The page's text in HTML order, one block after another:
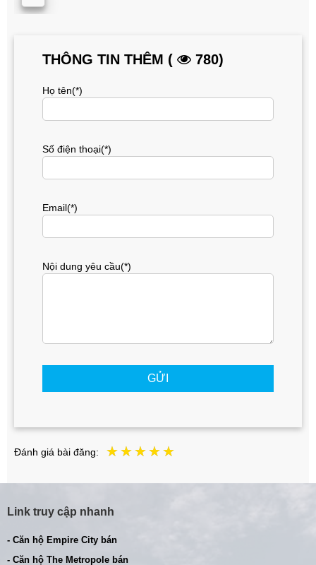
THÔNG TIN THÊM ( 780)
Họ tên(*)
Số điện thoại(*)
Email(*)
Nội dung yêu cầu(*)
GỬI
Đánh giá bài đăng:
Link truy cập nhanh
- Căn hộ Empire City bán
- Căn hộ The Metropole bán